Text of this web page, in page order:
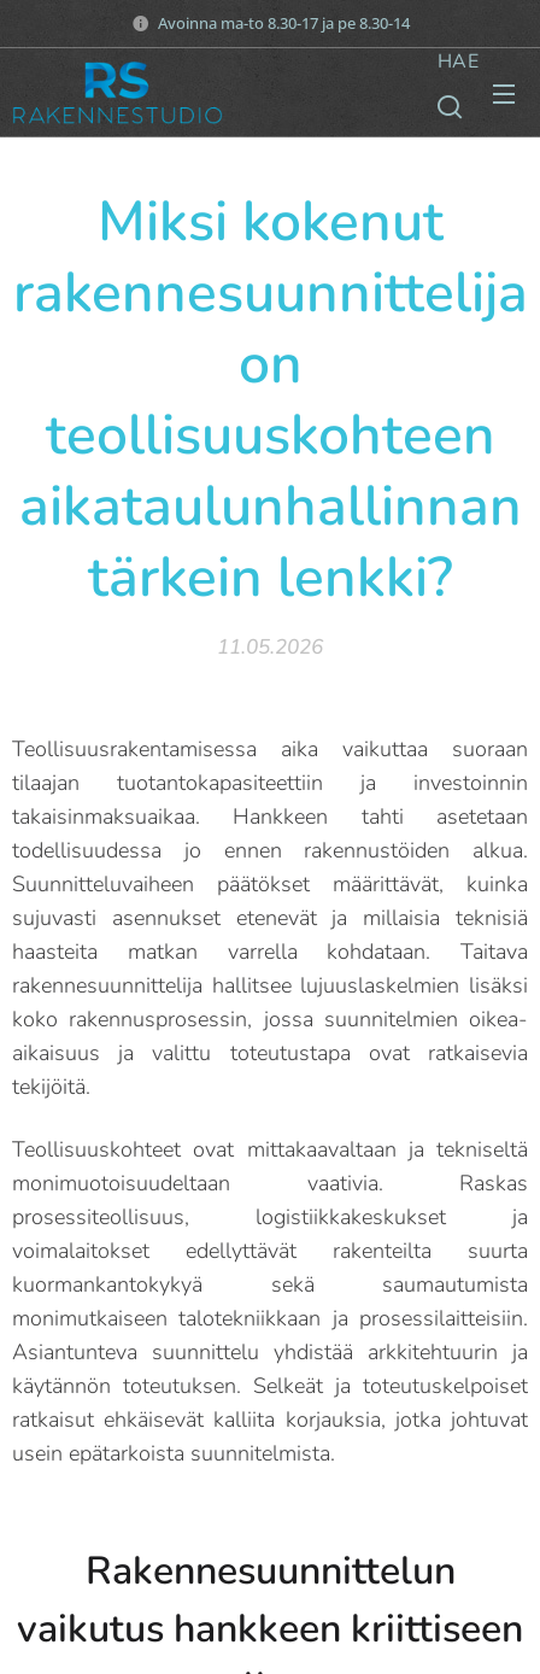
Avoinna ma-to 8.30-17 ja pe 8.30-14
HAE
Miksi kokenut
rakennesuunnittelija
on
teollisuuskohteen
aikataulunhallinnan
tärkein lenkki?
11.05.2026
Teollisuusrakentamisessa aika vaikuttaa suoraan
tilaajan tuotantokapasiteettiin ja investoinnin
takaisinmaksuaikaa. Hankkeen tahti asetetaan
todellisuudessa jo ennen rakennustöiden alkua.
Suunnitteluvaiheen päätökset määrittävät, kuinka
sujuvasti asennukset etenevät ja millaisia teknisiä
haasteita matkan varrella kohdataan. Taitava
rakennesuunnittelija hallitsee lujuuslaskelmien lisäksi
koko rakennusprosessin, jossa suunnitelmien oikea-
aikaisuus ja valittu toteutustapa ovat ratkaisevia
tekijöitä.
Teollisuuskohteet ovat mittakaavaltaan ja tekniseltä
monimuotoisuudeltaan vaativia. Raskas
prosessiteollisuus, logistiikkakeskukset ja
voimalaitokset edellyttävät rakenteilta suurta
kuormankantokykyä sekä saumautumista
monimutkaiseen talotekniikkaan ja prosessilaitteisiin.
Asiantunteva suunnittelu yhdistää arkkitehtuurin ja
käytännön toteutuksen. Selkeät ja toteutuskelpoiset
ratkaisut ehkäisevät kalliita korjauksia, jotka johtuvat
usein epätarkoista suunnitelmista.
Rakennesuunnittelun
vaikutus hankkeen kriittiseen